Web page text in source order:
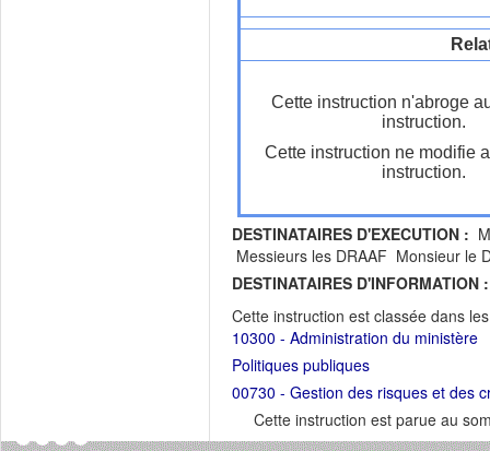
Cette instruction n'abroge
instruction.
Cette instruction ne modifie
instruction.
DESTINATAIRES D'EXECUTION :
Messieurs les DRAAF Monsieur le
DESTINATAIRES D'INFORMATION :
Cette instruction est classée dans
10300 - Administration du ministère
Politiques publiques
00730 - Gestion des risques et des
Cette instruction est parue au